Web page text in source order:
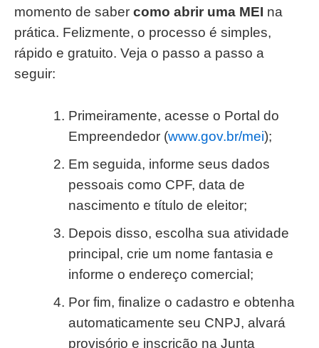
momento de saber como abrir uma MEI na
prática. Felizmente, o processo é simples,
rápido e gratuito. Veja o passo a passo a
seguir:
Primeiramente, acesse o Portal do
Empreendedor (www.gov.br/mei);
Em seguida, informe seus dados
pessoais como CPF, data de
nascimento e título de eleitor;
Depois disso, escolha sua atividade
principal, crie um nome fantasia e
informe o endereço comercial;
Por fim, finalize o cadastro e obtenha
automaticamente seu CNPJ, alvará
provisório e inscrição na Junta